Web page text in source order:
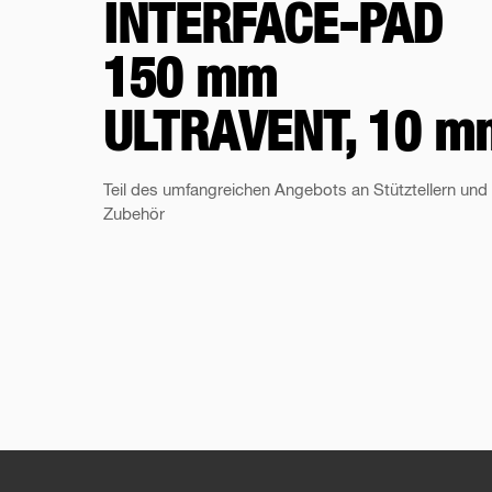
INTERFACE-PAD
150 mm
ULTRAVENT, 10
Teil des umfangreichen Angebots an Stütztellern und
Zubehör